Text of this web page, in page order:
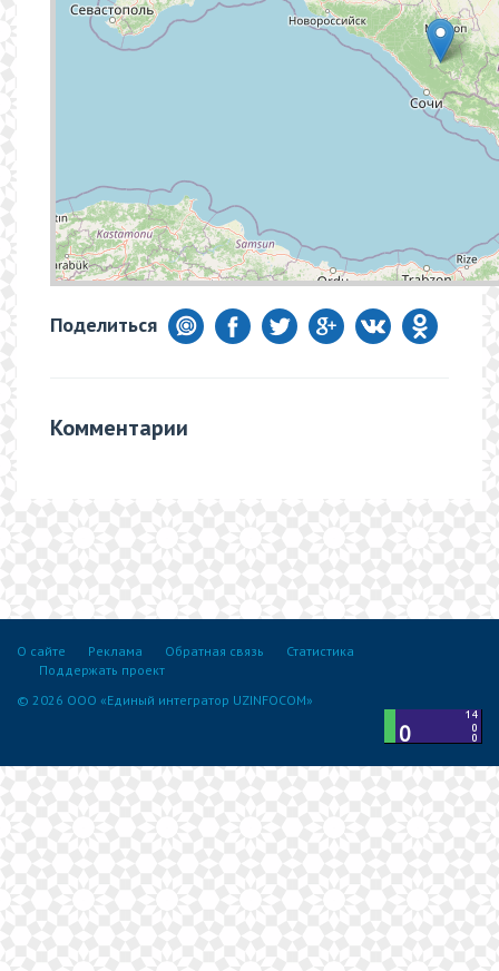
Поделиться
Комментарии
О сайте Реклама Обратная связь
Статистика
Поддержать проект
© 2026 ООО «Единый интегратор UZINFOCOM»